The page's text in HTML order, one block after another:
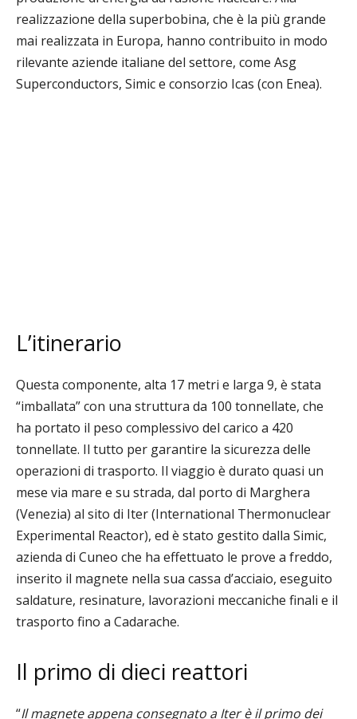
realizzazione della superbobina, che è la più grande
mai realizzata in Europa, hanno contribuito in modo
rilevante aziende italiane del settore, come Asg
Superconductors, Simic e consorzio Icas (con Enea).
L’itinerario
Questa componente, alta 17 metri e larga 9, è stata
“imballata” con una struttura da 100 tonnellate, che
ha portato il peso complessivo del carico a 420
tonnellate. Il tutto per garantire la sicurezza delle
operazioni di trasporto. Il viaggio è durato quasi un
mese via mare e su strada, dal porto di Marghera
(Venezia) al sito di Iter (International Thermonuclear
Experimental Reactor), ed è stato gestito dalla Simic,
azienda di Cuneo che ha effettuato le prove a freddo,
inserito il magnete nella sua cassa d’acciaio, eseguito
saldature, resinature, lavorazioni meccaniche finali e il
trasporto fino a Cadarache.
Il primo di dieci reattori
“Il magnete appena consegnato a Iter è il primo dei